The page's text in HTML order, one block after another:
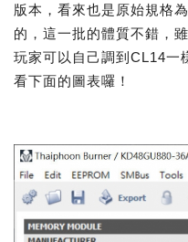
版本，看來也是原始規格
的，這一批的體質不錯，
玩家可以自己調到CL14一
看下面的圖表囉！